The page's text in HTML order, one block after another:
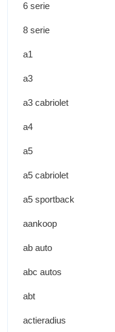
6 serie
8 serie
a1
a3
a3 cabriolet
a4
a5
a5 cabriolet
a5 sportback
aankoop
ab auto
abc autos
abt
actieradius